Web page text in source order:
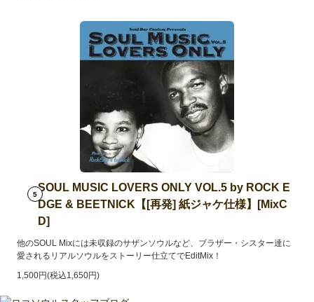
5
SOUL MUSIC LOVERS ONLY VOL.5 by ROCK E
DGE & BEETNICK【[再発] 紙ジャケ仕様】[MixC
D]
他のSOUL Mixには未収録のサザンソウルなど、ブラザー・シスター達に
愛されるリアルソウルをストーリー仕立てでEditMix！
1,500円(税込1,650円)